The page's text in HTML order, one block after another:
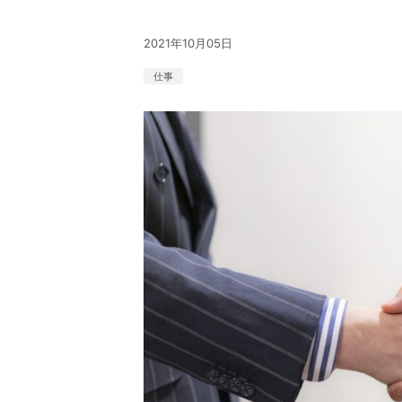
2021年10月05日
仕事